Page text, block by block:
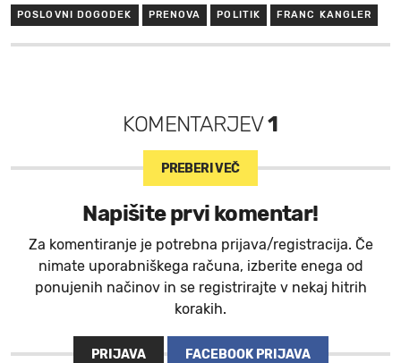
POSLOVNI DOGODEK PRENOVA POLITIK FRANC KANGLER
KOMENTARJEV1
PREBERI VEČ
Napišite prvi komentar!
Za komentiranje je potrebna prijava/registracija. Če
nimate uporabniškega računa, izberite enega od
ponujenih načinov in se registrirajte v nekaj hitrih
korakih.
PRIJAVA FACEBOOK PRIJAVA